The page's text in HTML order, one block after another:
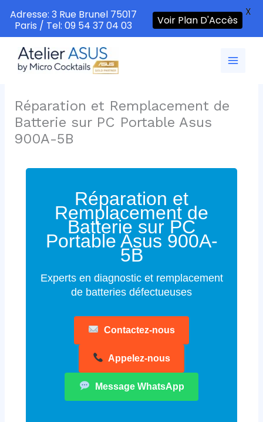
contenu
Réparation et Remplacement de
Batterie sur PC Portable Asus
900A-5B
Réparation et
Remplacement de
Batterie sur PC
Portable Asus 900A-
5B
Experts en diagnostic et remplacement
de batteries défectueuses
Contactez-nous
Appelez-nous
Message WhatsApp
Adresse: 3 Rue Brunel 75017
Paris / Tel: 09 54 37 04 03
Voir Plan D'Accès
X